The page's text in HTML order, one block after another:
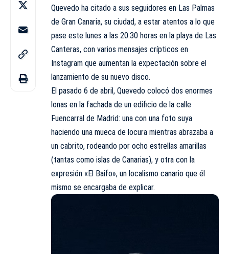
Quevedo ha citado a sus seguidores en Las Palmas
de Gran Canaria, su ciudad, a estar atentos a lo que
pase este lunes a las 20.30 horas en la playa de Las
Canteras, con varios mensajes crípticos en
Instagram que aumentan la expectación sobre el
lanzamiento de su nuevo disco.
El pasado 6 de abril, Quevedo colocó dos enormes
lonas en la fachada de un edificio de la calle
Fuencarral de Madrid: una con una foto suya
haciendo una mueca de locura mientras abrazaba a
un cabrito, rodeando por ocho estrellas amarillas
(tantas como islas de Canarias), y otra con la
expresión «El Baifo», un localismo canario que él
mismo se encargaba de explicar.